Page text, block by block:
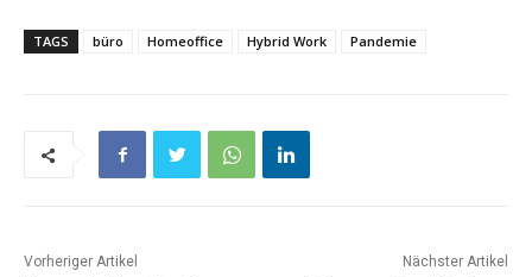
TAGS büro Homeoffice Hybrid Work Pandemie
Vorheriger Artikel Nächster Artikel